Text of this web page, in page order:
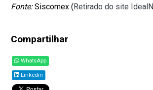
Fonte:Siscomex (Retirado do site
Compartilhar
WhatsApp
Linkedin